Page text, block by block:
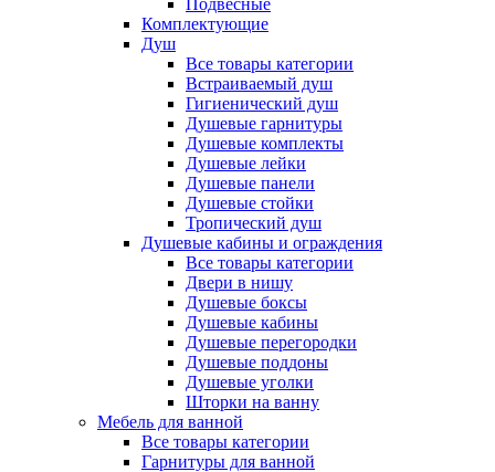
Подвесные
Комплектующие
Душ
Все товары категории
Встраиваемый душ
Гигиенический душ
Душевые гарнитуры
Душевые комплекты
Душевые лейки
Душевые панели
Душевые стойки
Тропический душ
Душевые кабины и ограждения
Все товары категории
Двери в нишу
Душевые боксы
Душевые кабины
Душевые перегородки
Душевые поддоны
Душевые уголки
Шторки на ванну
Мебель для ванной
Все товары категории
Гарнитуры для ванной